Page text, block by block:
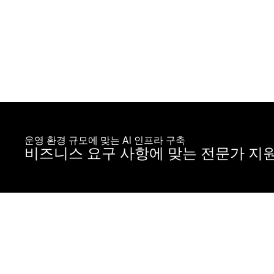
운영 환경 규모에 맞는 AI 인프라 구축
비즈니스 요구 사항에 맞는 전문가 지